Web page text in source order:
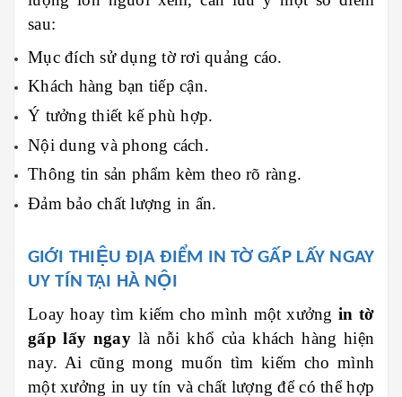
sau:
Mục đích sử dụng tờ rơi quảng cáo.
Khách hàng bạn tiếp cận.
Ý tưởng thiết kế phù hợp.
Nội dung và phong cách.
Thông tin sản phẩm kèm theo rõ ràng.
Đảm bảo chất lượng in ấn.
GIỚI THIỆU ĐỊA ĐIỂM IN TỜ GẤP LẤY NGAY
UY TÍN TẠI HÀ NỘI
Loay hoay tìm kiếm cho mình một xưởng in tờ
gấp lấy ngaylà nỗi khổ của khách hàng hiện
nay. Ai cũng mong muốn tìm kiếm cho mình
một xưởng in uy tín và chất lượng để có thể hợp